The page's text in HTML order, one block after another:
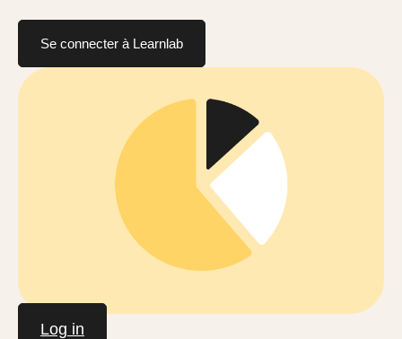
Se connecter à Learnlab
Log in